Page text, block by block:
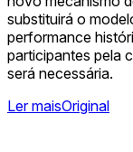
substituirá o
performance
participantes pela
será necessária.
Ler maisOriginal